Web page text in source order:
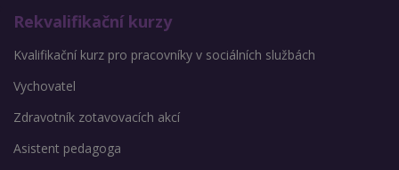
Rekvalifikační kurzy
Kvalifikační kurz pro pracovníky v sociálních službách
Vychovatel
Zdravotník zotavovacích akcí
Asistent pedagoga